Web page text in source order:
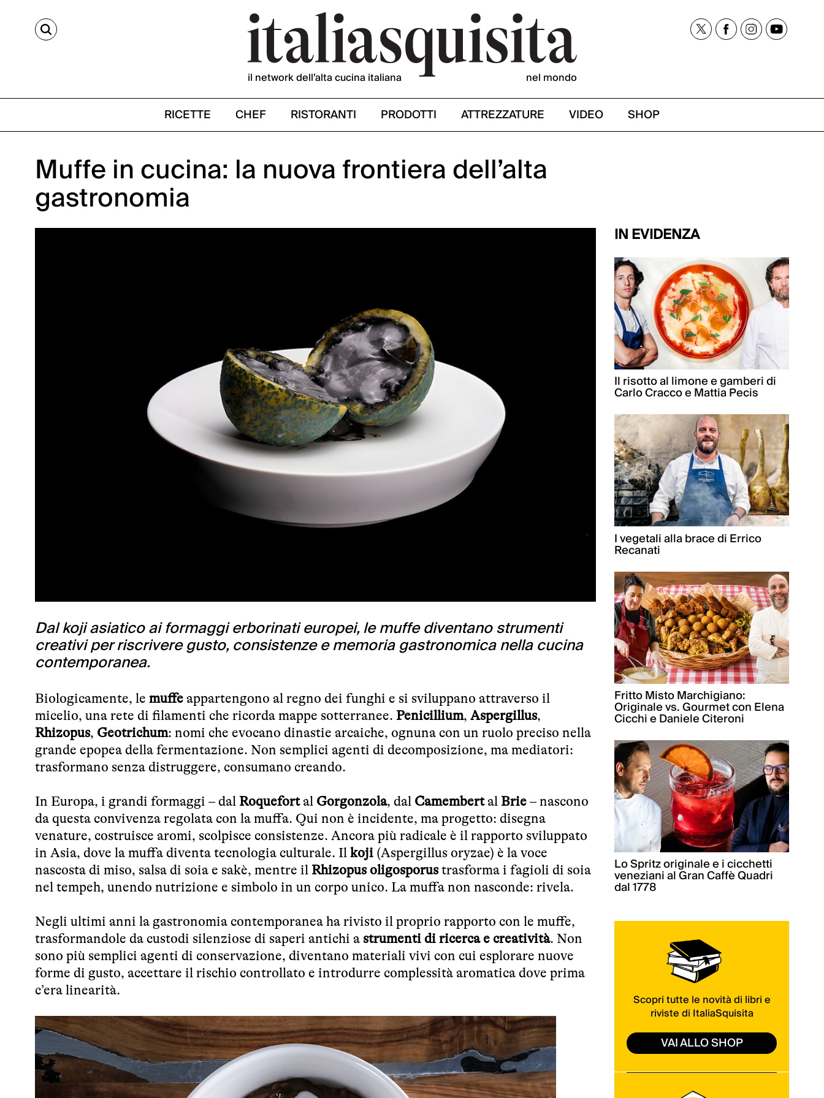
CERCA
il network dell’alta cucina italiana nel mondo
RICETTE CHEF RISTORANTI PRODOTTI ATTREZZATURE VIDEO SHOP
Muffe in cucina: la nuova frontiera dell’alta
gastronomia
Dal koji asiatico ai formaggi erborinati europei, le muffe diventano strumenti
creativi per riscrivere gusto, consistenze e memoria gastronomica nella cucina
contemporanea.
Biologicamente, le muffe appartengono al regno dei funghi e si sviluppano attraverso il
micelio, una rete di filamenti che ricorda mappe sotterranee. Penicillium, Aspergillus,
Rhizopus, Geotrichum: nomi che evocano dinastie arcaiche, ognuna con un ruolo preciso nella
grande epopea della fermentazione. Non semplici agenti di decomposizione, ma mediatori:
trasformano senza distruggere, consumano creando.
In Europa, i grandi formaggi – dal Roquefortal Gorgonzola, dal Camembertal Brie – nascono
da questa convivenza regolata con la muffa. Qui non è incidente, ma progetto: disegna
venature, costruisce aromi, scolpisce consistenze. Ancora più radicale è il rapporto sviluppato
in Asia, dove la muffa diventa tecnologia culturale. Il koji (Aspergillus oryzae) è la voce
nascosta di miso, salsa di soia e sakè, mentre il Rhizopus oligosporustrasforma i fagioli di soia
nel tempeh, unendo nutrizione e simbolo in un corpo unico. La muffa non nasconde: rivela.
Negli ultimi anni la gastronomia contemporanea ha rivisto il proprio rapporto con le muffe,
trasformandole da custodi silenziose di saperi antichi a strumenti di ricerca e creatività. Non
sono più semplici agenti di conservazione, diventano materiali vivi con cui esplorare nuove
forme di gusto, accettare il rischio controllato e introdurre complessità aromatica dove prima
c’era linearità.
IN EVIDENZA
Il risotto al limone e gamberi di
Carlo Cracco e Mattia Pecis
I vegetali alla brace di Errico
Recanati
Fritto Misto Marchigiano:
Originale vs. Gourmet con Elena
Cicchi e Daniele Citeroni
Lo Spritz originale e i cicchetti
veneziani al Gran Caffè Quadri
dal 1778
Scopri tutte le novità di libri e
riviste di ItaliaSquisita
VAI ALLO SHOP